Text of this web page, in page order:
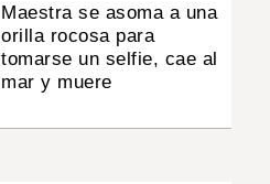
Maestra se asoma a una
orilla rocosa para
tomarse un selfie, cae al
mar y muere